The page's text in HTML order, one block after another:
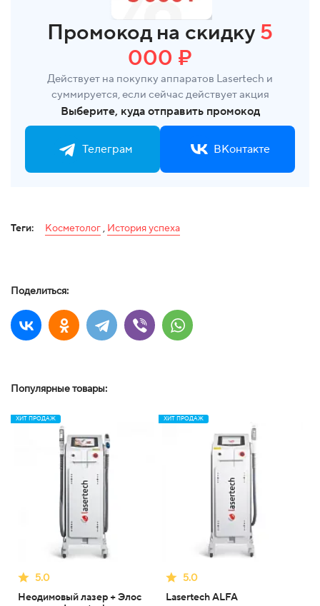
Промокод на скидку 5
000 ₽
Действует на покупку аппаратов Lasertech и
суммируется, если сейчас действует акция
Выберите, куда отправить промокод
Телеграм ВКонтакте
Теги: Косметолог, История успеха
Поделиться:
Популярные товары:
ХИТ ПРОДАЖ
5.0
Неодимовый лазер + Элос
ХИТ ПРОДАЖ
5.0
Lasertech ALFA